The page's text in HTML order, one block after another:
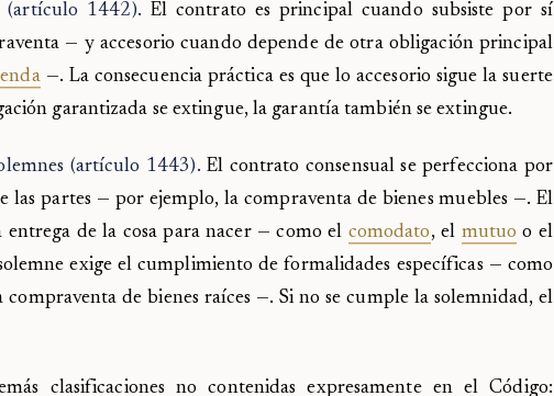
(artículo 1442). El contrato es principal cuando subsiste por sí
— y accesorio cuando depende de otra obligación principal
—. La consecuencia práctica es que lo accesorio sigue la suerte
garantizada se extingue, la garantía también se extingue.
(artículo 1443). El contrato consensual se perfecciona por
las partes — por ejemplo, la compraventa de bienes muebles —. El
de la cosa para nacer — como el comodato, el mutuo o el
exige el cumplimiento de formalidades específicas — como
de bienes raíces —. Si no se cumple la solemnidad, el
clasificaciones no contenidas expresamente en el Código: